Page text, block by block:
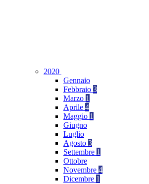
2020
Gennaio
Febbraio 3
Marzo 1
Aprile 4
Maggio 1
Giugno
Luglio
Agosto 3
Settembre 1
Ottobre
Novembre 4
Dicembre 1